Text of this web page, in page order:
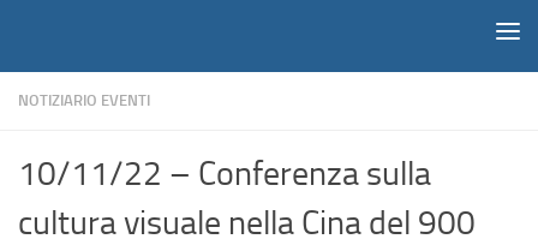
NOTIZIARIO EVENTI
10/11/22 – Conferenza sulla
cultura visuale nella Cina del 900